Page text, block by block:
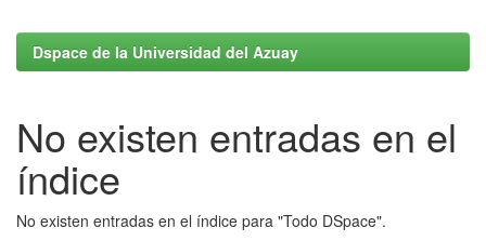
Dspace de la Universidad del Azuay
No existen entradas en el
índice
No existen entradas en el índice para "Todo DSpace".